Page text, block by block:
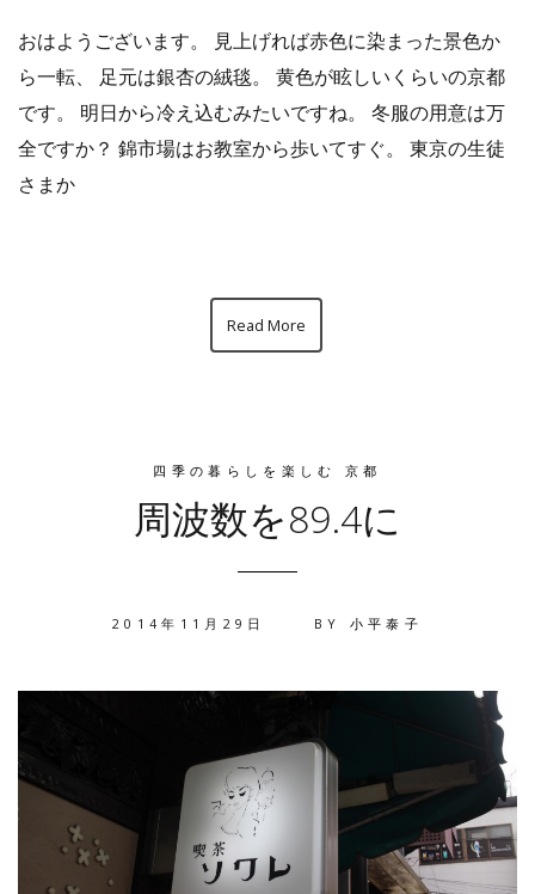
おはようございます。 見上げれば赤色に染まった景色か
ら一転、 足元は銀杏の絨毯。 黄色が眩しいくらいの京都
です。 明日から冷え込むみたいですね。 冬服の用意は万
全ですか？ 錦市場はお教室から歩いてすぐ。 東京の生徒
さまか
Read More
四季の暮らしを楽しむ 京都
周波数を89.4に
2014年11月29日 BY 小平泰子